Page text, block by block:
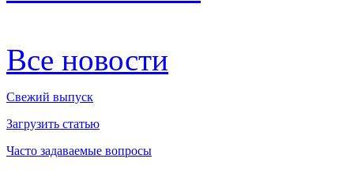
Все новости
Свежий выпуск
Загрузить статью
Часто задаваемые вопросы